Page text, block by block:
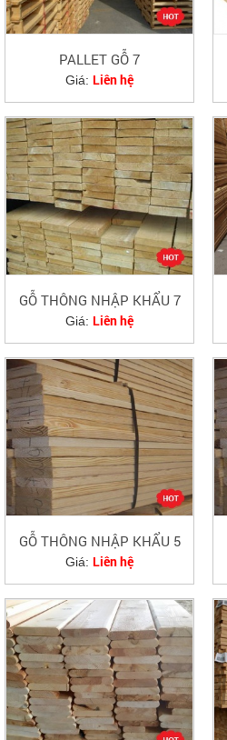
PALLET GỖ 7
Giá: Liên hệ
GỖ THÔNG NHẬP KHẨU 7
Giá: Liên hệ
GỖ THÔNG NHẬP KHẨU 5
Giá: Liên hệ